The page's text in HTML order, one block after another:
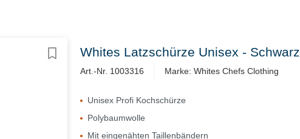
Whites Latzschürze Unisex - Schwarz
Art.-Nr. 1003316 Marke: Whites Chefs Clothing
Unisex Profi Kochschürze
Polybaumwolle
Mit eingenähten Taillenbändern